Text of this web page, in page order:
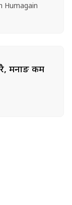
Humagain
मनाङ कम